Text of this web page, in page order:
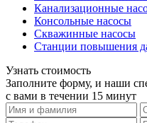
Канализационные
Консольные насосы
Скважинные насосы
Станции повышения
Узнать стоимость
Заполните форму, и наши
с вами в течении 15 минут